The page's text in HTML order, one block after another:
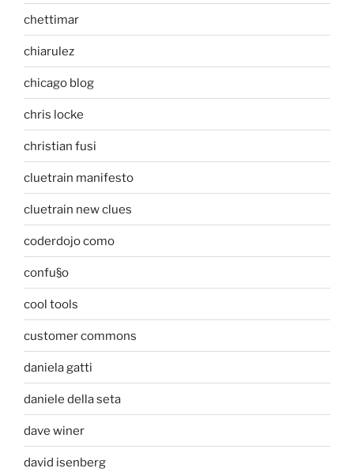
chettimar
chiarulez
chicago blog
chris locke
christian fusi
cluetrain manifesto
cluetrain new clues
coderdojo como
confu§o
cool tools
customer commons
daniela gatti
daniele della seta
dave winer
david isenberg